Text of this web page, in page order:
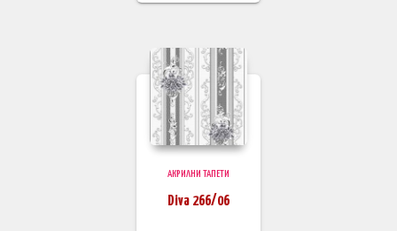
АКРИЛНИ ТАПЕТИ
Diva 266/06